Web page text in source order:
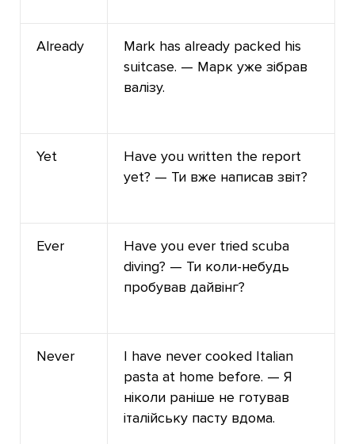
Already
Mark has already packed his
suitcase. — Марк уже зібрав
валізу.
Yet
Have you written the report
yet? — Ти вже написав звіт?
Ever
Have you ever tried scuba
diving? — Ти коли-небудь
пробував дайвінг?
Never
I have never cooked Italian
pasta at home before. — Я
ніколи раніше не готував
італійську пасту вдома.